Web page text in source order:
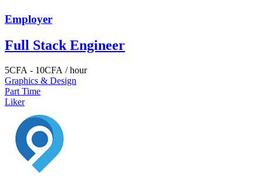
Employer
Full Stack Engineer
5CFA - 10CFA / hour
Graphics & Design
Part Time
Liker